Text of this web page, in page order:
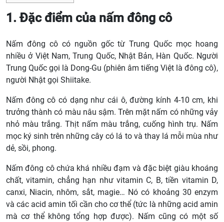
1. Đặc điểm của nấm đông cô
Nấm đông cô có nguồn gốc từ Trung Quốc mọc hoang
nhiều ở Việt Nam, Trung Quốc, Nhật Bản, Hàn Quốc. Người
Trung Quốc gọi là Dong-Gu (phiên âm tiếng Việt là đông cô),
người Nhật gọi Shiitake.
Nấm đông cô có dạng như cái ô, đường kính 4-10 cm, khi
trưởng thành có màu nâu sậm. Trên mặt nấm có những vảy
nhỏ màu trắng. Thịt nấm màu trắng, cuống hình trụ. Nấm
mọc ký sinh trên những cây có lá to và thay lá mỗi mùa như
dẻ, sồi, phong.
Nấm đông cô chứa khá nhiều đạm và đặc biệt giàu khoáng
chất, vitamin, chẳng hạn như vitamin C, B, tiền vitamin D,
canxi, Niacin, nhôm, sắt, magie… Nó có khoảng 30 enzym
và các acid amin tối cần cho cơ thể (tức là những acid amin
mà cơ thể không tổng hợp được). Nấm cũng có một số